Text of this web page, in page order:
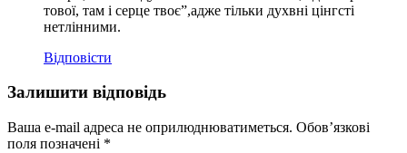
тової, там і серце твоє”,адже тільки духвні цінгсті
нетлінними.
Відповісти
Залишити відповідь
Ваша e-mail адреса не оприлюднюватиметься. Обов’язкові
поля позначені *